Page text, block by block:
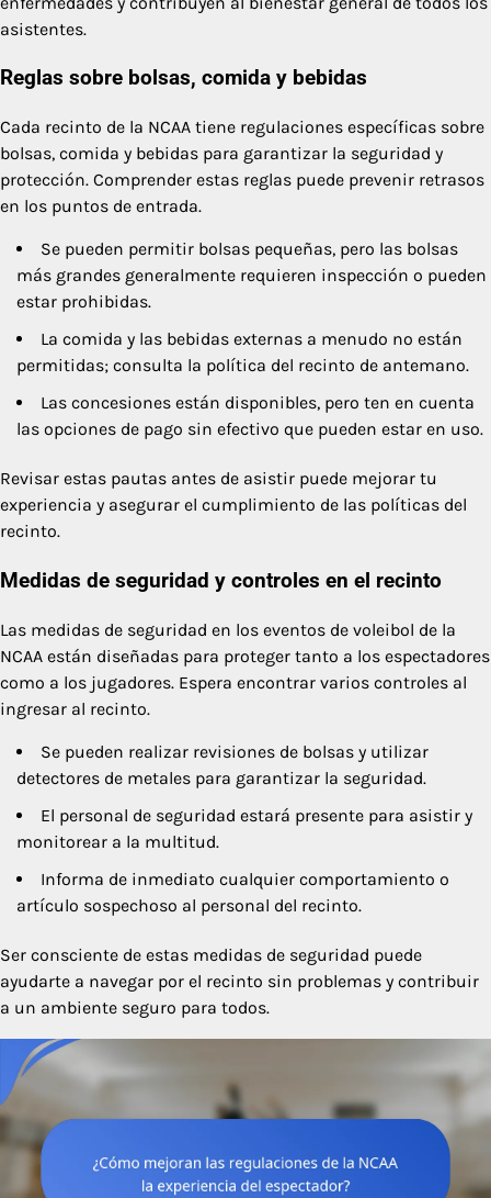
asistentes.
Reglas sobre bolsas, comida y bebidas
Cada recinto de la NCAA tiene regulaciones específicas sobre
bolsas, comida y bebidas para garantizar la seguridad y
protección. Comprender estas reglas puede prevenir retrasos
en los puntos de entrada.
Se pueden permitir bolsas pequeñas, pero las bolsas
más grandes generalmente requieren inspección o pueden
estar prohibidas.
La comida y las bebidas externas a menudo no están
permitidas; consulta la política del recinto de antemano.
Las concesiones están disponibles, pero ten en cuenta
las opciones de pago sin efectivo que pueden estar en uso.
Revisar estas pautas antes de asistir puede mejorar tu
experiencia y asegurar el cumplimiento de las políticas del
recinto.
Medidas de seguridad y controles en el recinto
Las medidas de seguridad en los eventos de voleibol de la
NCAA están diseñadas para proteger tanto a los espectadores
como a los jugadores. Espera encontrar varios controles al
ingresar al recinto.
Se pueden realizar revisiones de bolsas y utilizar
detectores de metales para garantizar la seguridad.
El personal de seguridad estará presente para asistir y
monitorear a la multitud.
Informa de inmediato cualquier comportamiento o
artículo sospechoso al personal del recinto.
Ser consciente de estas medidas de seguridad puede
ayudarte a navegar por el recinto sin problemas y contribuir
a un ambiente seguro para todos.